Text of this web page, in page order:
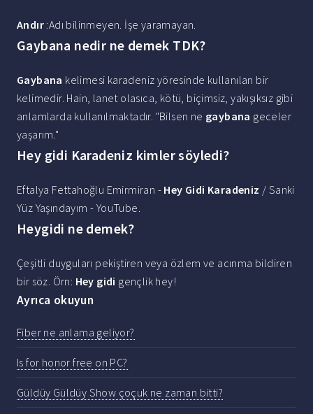
Andır :Adı bilinmeyen. İşe yaramayan.
Gaybana nedir ne demek TDK?
Gaybana kelimesi karadeniz yöresinde kullanılan bir
kelimedir. Hain, lanet olasıca, kötü, biçimsiz, yakışıksız gibi
anlamlarda kullanılmaktadır. "Bilsen ne gaybana geceler
yaşarım."
Hey gidi Karadeniz kimler söyledi?
Eftalya Fettahoğlu Emirmiran - Hey Gidi Karadeniz / Sanki
Yüz Yaşındayım - YouTube.
Heygidi ne demek?
Çeşitli duyguları pekiştiren veya özlem ve acınma bildiren
bir söz. Örn: Hey gidi gençlik hey!
Ayrıca okuyun
Fiber ne anlama geliyor?
Is for honor free on PC?
Güldüy Güldüy Show çoçuk ne zaman bitti?